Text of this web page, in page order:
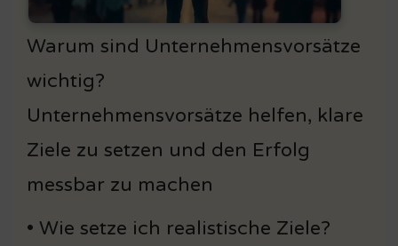
Warum sind Unternehmensvorsätze
wichtig?
Unternehmensvorsätze helfen, klare
Ziele zu setzen und den Erfolg
messbar zu machen
• Wie setze ich realistische Ziele?